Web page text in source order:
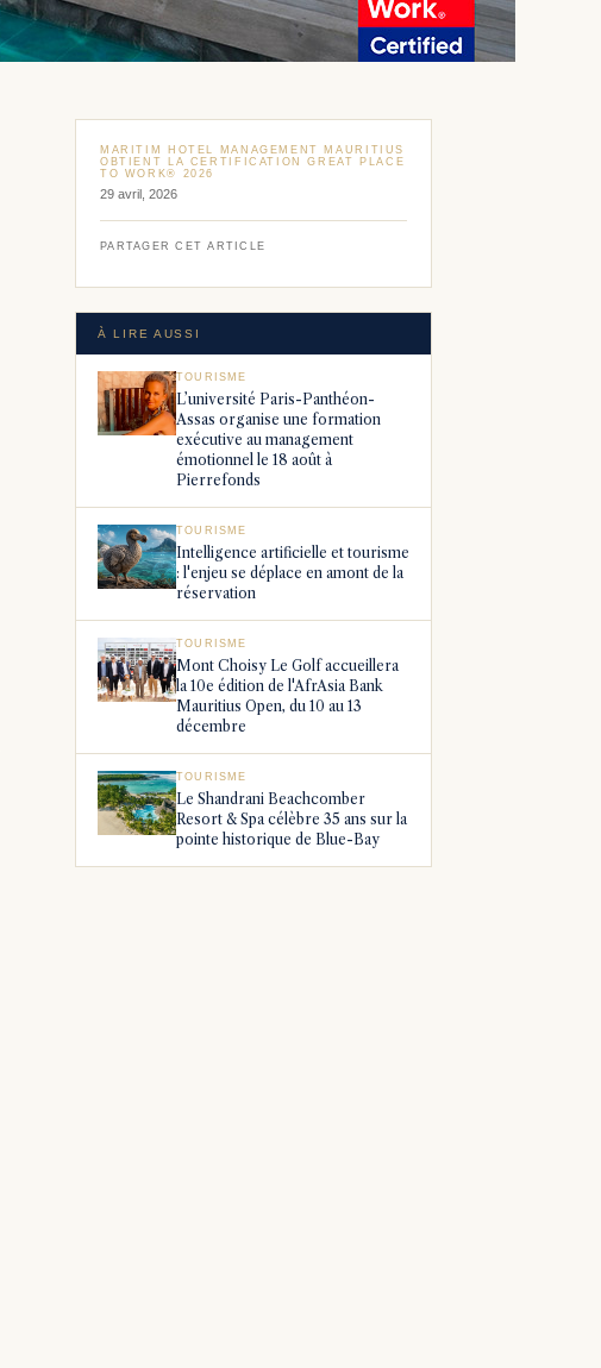
MARITIM HOTEL MANAGEMENT MAURITIUS
OBTIENT LA CERTIFICATION GREAT PLACE
TO WORK® 2026
29 avril, 2026
PARTAGER CET ARTICLE
À LIRE AUSSI
TOURISME
L’université Paris-Panthéon-
Assas organise une formation
exécutive au management
émotionnel le 18 août à
Pierrefonds
TOURISME
Intelligence artificielle et tourisme
: l'enjeu se déplace en amont de la
réservation
TOURISME
Mont Choisy Le Golf accueillera
la 10e édition de l'AfrAsia Bank
Mauritius Open, du 10 au 13
décembre
TOURISME
Le Shandrani Beachcomber
Resort & Spa célèbre 35 ans sur la
pointe historique de Blue-Bay